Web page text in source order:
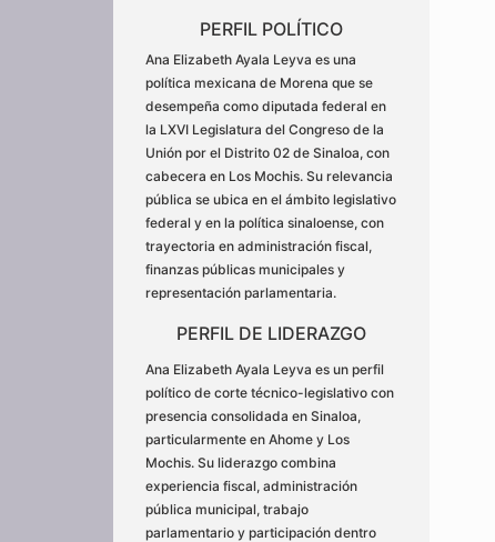
PERFIL POLÍTICO
Ana Elizabeth Ayala Leyva es una
política mexicana de Morena que se
desempeña como diputada federal en
la LXVI Legislatura del Congreso de la
Unión por el Distrito 02 de Sinaloa, con
cabecera en Los Mochis. Su relevancia
pública se ubica en el ámbito legislativo
federal y en la política sinaloense, con
trayectoria en administración fiscal,
finanzas públicas municipales y
representación parlamentaria.
PERFIL DE LIDERAZGO
Ana Elizabeth Ayala Leyva es un perfil
político de corte técnico-legislativo con
presencia consolidada en Sinaloa,
particularmente en Ahome y Los
Mochis. Su liderazgo combina
experiencia fiscal, administración
pública municipal, trabajo
parlamentario y participación dentro